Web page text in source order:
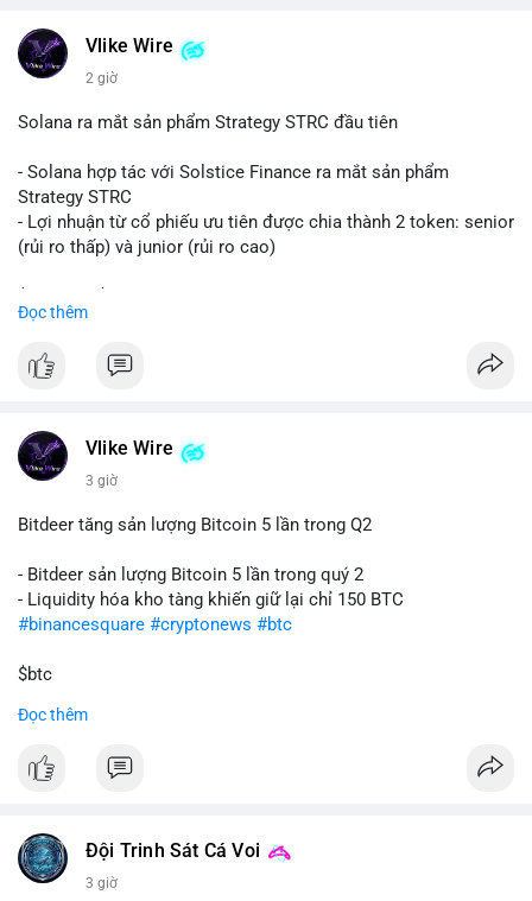
#vlikevn #titanbot
📰 Nguồn: CoinDesk
Vlike Wire
2 giờ
Solana ra mắt sản phẩm Strategy STRC đầu tiên
- Solana hợp tác với Solstice Finance ra mắt sản phẩm
Strategy STRC
- Lợi nhuận từ cổ phiếu ưu tiên được chia thành 2 token: senior
(rủi ro thấp) và junior (rủi ro cao)
Đọc thêm
Vlike Wire
3 giờ
Bitdeer tăng sản lượng Bitcoin 5 lần trong Q2
- Bitdeer sản lượng Bitcoin 5 lần trong quý 2
- Liquidity hóa kho tàng khiến giữ lại chỉ 150 BTC
#binancesquare #cryptonews #btc
$btc
#vlikevn
📰 Nguồn: Cointelegraph
Đọc thêm
Đội Trinh Sát Cá Voi
3 giờ